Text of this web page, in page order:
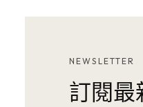
NEWSLETTER
訂閱最